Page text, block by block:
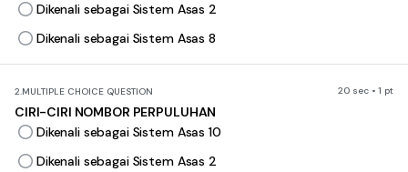
Dikenali sebagai Sistem Asas 2
Dikenali sebagai Sistem Asas 8
2.MULTIPLE CHOICE QUESTION 20 sec • 1 pt
CIRI-CIRI NOMBOR PERPULUHAN
Dikenali sebagai Sistem Asas 10
Dikenali sebagai Sistem Asas 2